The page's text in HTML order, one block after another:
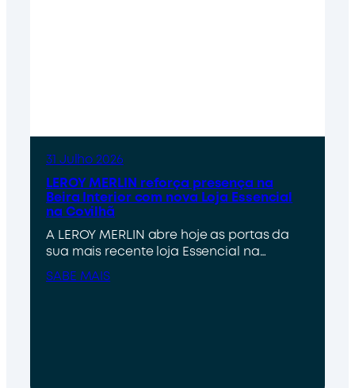
31 Julho 2026
LEROY MERLIN reforça presença na
Beira Interior com nova Loja Essencial
na Covilhã
A LEROY MERLIN abre hoje as portas da
sua mais recente loja Essencial na…
SABE MAIS